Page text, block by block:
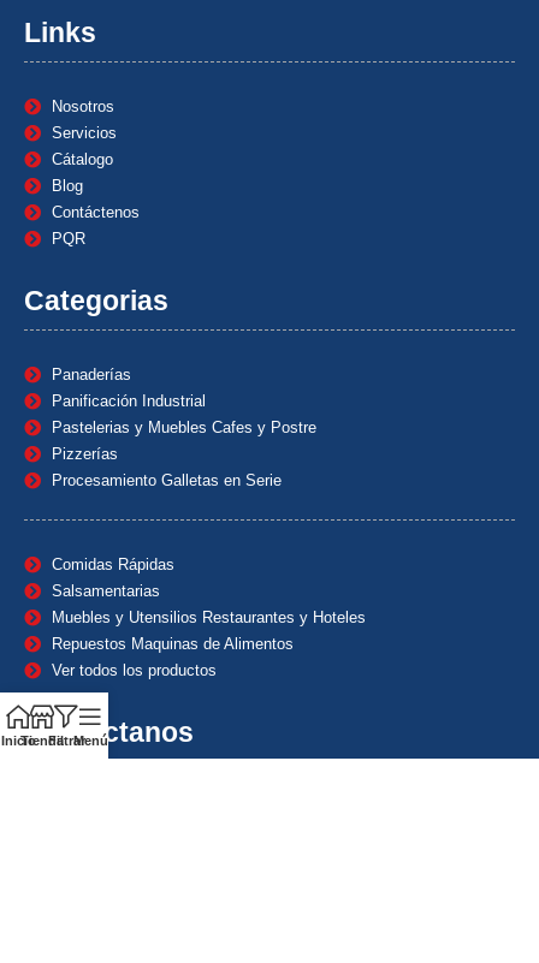
Links
Nosotros
Servicios
Cátalogo
Blog
Contáctenos
PQR
Categorias
Panaderías
Panificación Industrial
Pastelerias y Muebles Cafes y Postre
Pizzerías
Procesamiento Galletas en Serie
Comidas Rápidas
Salsamentarias
Muebles y Utensilios Restaurantes y Hoteles
Repuestos Maquinas de Alimentos
Ver todos los productos
Contáctanos
InicioTiendaFiltrarMenú